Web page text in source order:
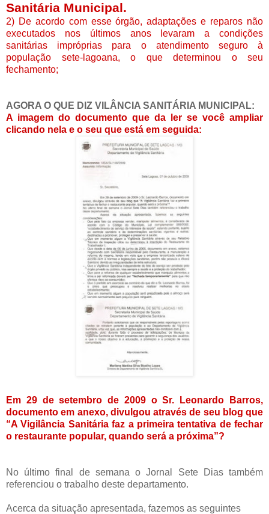
Sanitária Municipal.
2) De acordo com esse órgão, adaptações e reparos não
executados nos últimos anos levaram a condições
sanitárias impróprias para o atendimento seguro à
população sete-lagoana, o que determinou o seu
fechamento;
AGORA O QUE DIZ VILÂNCIA SANITÁRIA MUNICIPAL:
A imagem do documento que da ler se você ampliar
clicando nela e o seu que está em seguida:
Em 29 de setembro de 2009 o Sr. Leonardo Barros,
documento em anexo, divulgou através de seu blog que
“A Vigilância Sanitária faz a primeira tentativa de fechar
o restaurante popular, quando será a próxima”?
No último final de semana o Jornal Sete Dias também
referenciou o trabalho deste departamento.
Acerca da situação apresentada, fazemos as seguintes